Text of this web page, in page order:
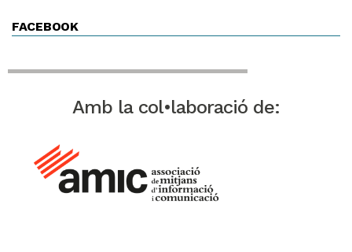
FACEBOOK
Amb la col•laboració de: